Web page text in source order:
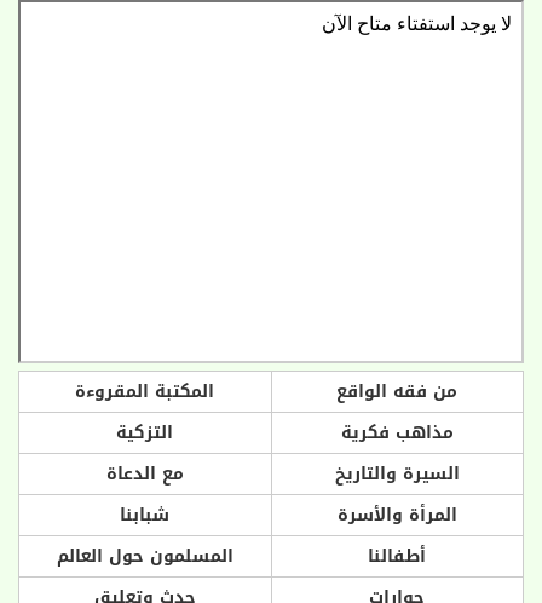
من فقه الواقع
المكتبة المقروءة
مذاهب فكرية
التزكية
السيرة والتاريخ
مع الدعاة
المرأة والأسرة
شبابنا
أطفالنا
المسلمون حول العالم